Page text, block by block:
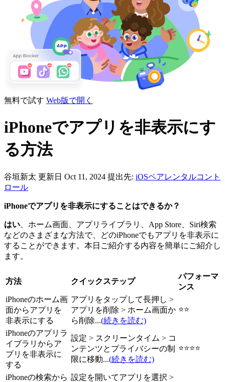
無料で試す Web版で開く
iPhoneでアプリを非表示にす
る方法
谷垣新太 更新日 Oct 11, 2024 提出先: iOSペアレンタルコント
ロール
iPhoneでアプリを非表示にすることはできるか？
はい 、ホーム画面、アプリライブラリ、App Store、Siri検索
などのさまざまな方法で、どのiPhoneでもアプリを非表示に
することができます。本日ご紹介する内容を簡単にご紹介し
ます。
方法 クイックステップ
パフォーマ
ンス
iPhoneのホーム画
面からアプリを
非表示にする
アプリをタップして長押し >
アプリを削除 > ホーム画面か
ら削除...(続きを読む)
⭐⭐
iPhoneのアプリラ
イブラリからア
プリを非表示に
する
設定 > スクリーンタイム > コ
ンテンツとプライバシーの制
限に移動...(続きを読む)
⭐⭐⭐⭐
iPhoneの検索から 設定を開いてアプリを選択 >